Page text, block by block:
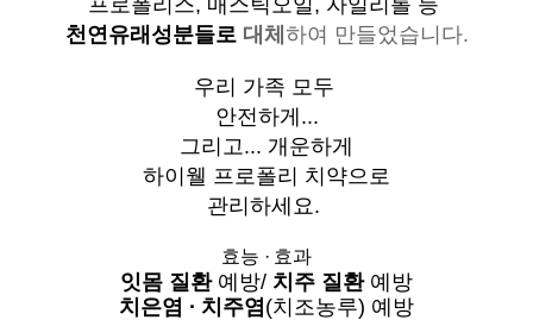
천연유래성분들로 대체 하여 만들었습니다.
우리 가족 모두
안전하게...
그리고... 개운하게
하이웰 프로폴리 치약으로
관리하세요.
효능 · 효과
잇몸 질환예방/ 치주 질환예방
치은염 · 치주염(치조농루) 예방